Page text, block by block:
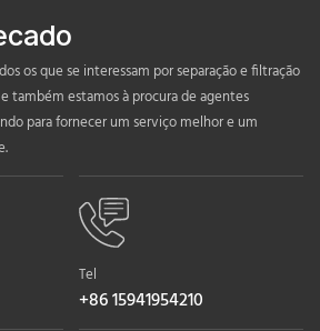
os que se interessam por separação e filtração
também estamos à procura de agentes
para fornecer um serviço melhor e um
Tel
+86 15941954210